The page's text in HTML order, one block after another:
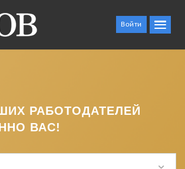
Войти
РАБОТОДАТЕЛЕЙ
ВАС!